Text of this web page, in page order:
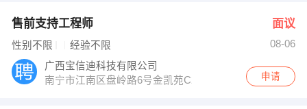
售前支持工程师 面议
性别不限 经验不限
08-06
广西宝信迪科技有限公司
南宁市江南区盘岭路6号金凯苑C2栋
申请